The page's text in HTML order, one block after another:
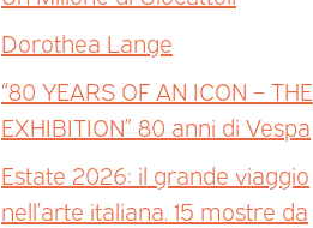
Dorothea Lange
“80 YEARS OF AN ICON – THE
EXHIBITION” 80 anni di Vespa
Estate 2026: il grande viaggio
nell’arte italiana. 15 mostre da